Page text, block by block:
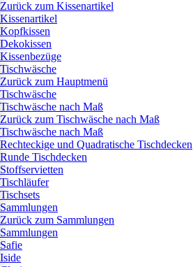
Zurück zum Kissenartikel
Kissenartikel
Kopfkissen
Dekokissen
Kissenbezüge
Tischwäsche
Zurück zum Hauptmenü
Tischwäsche
Tischwäsche nach Maß
Zurück zum Tischwäsche nach Maß
Tischwäsche nach Maß
Rechteckige und Quadratische Tischdecken
Runde Tischdecken
Stoffservietten
Tischläufer
Tischsets
Sammlungen
Zurück zum Sammlungen
Sammlungen
Safie
Iside